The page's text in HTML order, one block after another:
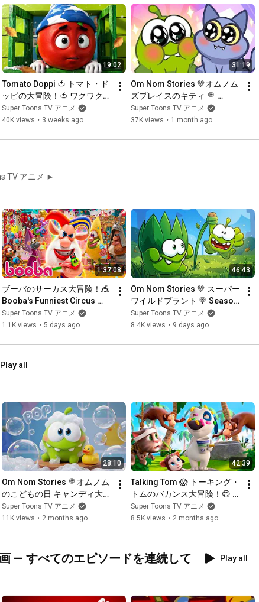
19:02
Tomato Doppi 🍅 トマト・ド
ッピの大冒険！🍅 ワクワク爆
笑エピソード集 Doppi's Big
Adventures! | Super Toons
Super Toons TV アニメ
40K views • 3 weeks ago
31:19
Om Nom Stories 💚オムノム
ズプレイスのキティ 🍭
Season 29 — Kitty at Om
Nom's Place 🐱 Super Toons
Super Toons TV アニメ
37K views • 1 month ago
TV アニメ ►
1:37:08
ブーバのサーカス大冒険！🎪
Booba's Funniest Circus
Adventure! 🤡 Full Cartoon
Collection ✨ Super Toons
Super Toons TV アニメ
1.1K views • 5 days ago
46:43
Om Nom Stories 💚 スーパー
ワイルドプラント 🍭 Season
29 — The Super Wild Plant 🌱
Super Toons TV アニメ
Super Toons TV アニメ
8.4K views • 9 days ago
Play all
28:10
Om Nom Stories 🍭オムノム
のこどもの日 キャンディ大冒
険！ 🎈 Children's Day Candy
Adventure! 🎉⚡️Super Toons
Super Toons TV アニメ
11K views • 2 months ago
42:39
Talking Tom 😱 トーキング・
トムのバカンス大冒険！😄
Crazy Holiday Adventures!
🌴😂 Super Toons TV アニメ
Super Toons TV アニメ
8.5K views • 2 months ago
— すべてのエピソードを連続して
Play all